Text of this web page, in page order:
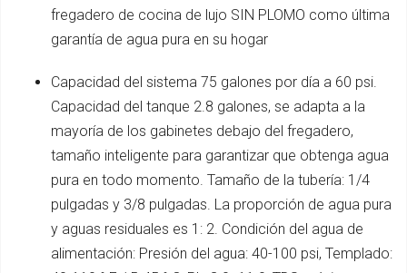
fregadero de cocina de lujo SIN PLOMO como última
garantía de agua pura en su hogar
Capacidad del sistema 75 galones por día a 60 psi.
Capacidad del tanque 2.8 galones, se adapta a la
mayoría de los gabinetes debajo del fregadero,
tamaño inteligente para garantizar que obtenga agua
pura en todo momento. Tamaño de la tubería: 1/4
pulgadas y 3/8 pulgadas. La proporción de agua pura
y aguas residuales es 1: 2. Condición del agua de
alimentación: Presión del agua: 40-100 psi, Templado: